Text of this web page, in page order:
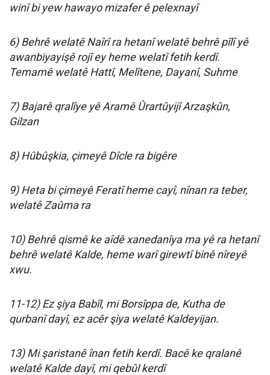
winî bi yew hawayo mizafer ê pelexnayî
6) Behrê welatê Naîrî ra hetanî welatê behrê pîlî yê
awanbiyayişê rojî ey heme welatî fetih kerdî.
Temamê welatê Hattî, Melîtene, Dayanî, Suhme
7) Bajarê qralîye yê Aramê Ûrartûyijî Arzaşkûn,
Gilzan
8) Hûbûşkia, çimeyê Dîcle ra bigêre
9) Heta bi çimeyê Feratî heme cayî, nînan ra teber,
welatê Zaûma ra
10) Behrê qismê ke aîdê xanedanîya ma yê ra hetanî
behrê welatê Kalde, heme warî girewtî binê nîreyê
xwu.
11-12) Ez şiya Babîl, mi Borsîppa de, Kutha de
qurbanî dayî, ez acêr şiya welatê Kaldeyijan.
13) Mi şaristanê înan fetih kerdî. Bacê ke qralanê
welatê Kalde dayî, mi qebûl kerdî